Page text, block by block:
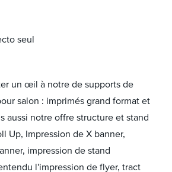
seul
un œil à notre de supports de
salon : imprimés grand format et
aussi notre offre structure et stand
Up, Impression de X banner,
impression de stand
l'impression de flyer, tract